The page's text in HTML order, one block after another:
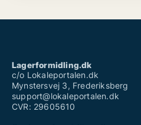
Lagerformidling.dk
c/o Lokaleportalen.dk
Mynstersvej 3, Frederiksberg
support@lokaleportalen.dk
CVR: 29605610